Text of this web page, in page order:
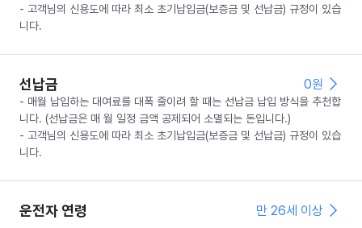
- 고객님의 신용도에 따라 최소 초기납입금(보증금 및 선납금) 규정이 있습
니다.
선납금 0원
- 매월 납입하는 대여료를 대폭 줄이려 할 때는 선납금 납입 방식을 추천합
니다. (선납금은 매 월 일정 금액 공제되어 소멸되는 돈입니다.)
- 고객님의 신용도에 따라 최소 초기납입금(보증금 및 선납금) 규정이 있습
니다.
운전자 연령 만 26세 이상